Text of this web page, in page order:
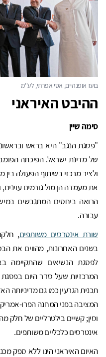
ההיבט האיראני
סימה שיין
"פסגת הנגב" היא בראש
של מדינת ישראל. הפיכתה
ולציר מרכזי בשיתוף הפעולה
את מעמדה הן מול גורמים
הרואה ביחסים המתגבשים
עבורה.
שורת אינטרסים משותפים,
בשנים האחרונות, מהווים את
לפסגת הנשיאים שהתקיימה
המרכזיות שעל סדר היום בפסגת
תכנית הגרעין כמו גם מדיניותה
המציבה בפני המחנה הפרו-
וסין; קשיים בילטרליים של חלק
אינטרסים כלכליים משותפים.
האיום האיראני הינו ללא ספק